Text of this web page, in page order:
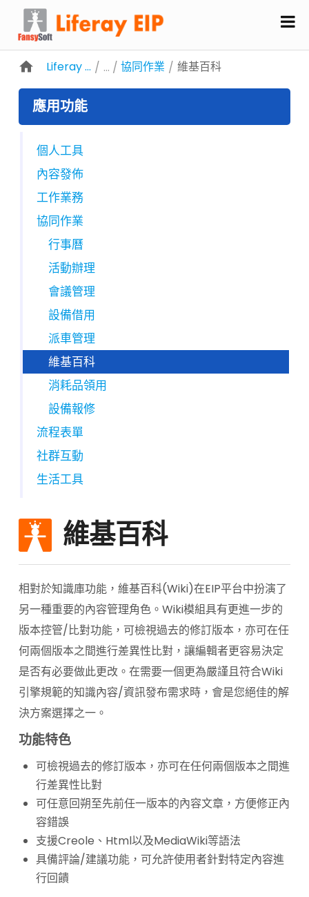
略過到內容
Liferay EIP 企業資訊入口 / 協同作業 / 維基百科
應用功能
個人工具
內容發佈
工作業務
協同作業
行事曆
活動辦理
會議管理
設備借用
派車管理
維基百科
消耗品領用
設備報修
流程表單
社群互動
生活工具
維基百科
相對於知識庫功能，維基百科(Wiki)在EIP平台中扮演了
另一種重要的內容管理角色。Wiki模組具有更進一步的
版本控管/比對功能，可檢視過去的修訂版本，亦可在任
何兩個版本之間進行差異性比對，讓編輯者更容易決定
是否有必要做此更改。在需要一個更為嚴謹且符合Wiki
引擎規範的知識內容/資訊發布需求時，會是您絕佳的解
決方案選擇之一。
功能特色
可檢視過去的修訂版本，亦可在任何兩個版本之間進
行差異性比對
可任意回朔至先前任一版本的內容文章，方便修正內
容錯誤
支援Creole、Html以及MediaWiki等語法
具備評論/建議功能，可允許使用者針對特定內容進
行回饋